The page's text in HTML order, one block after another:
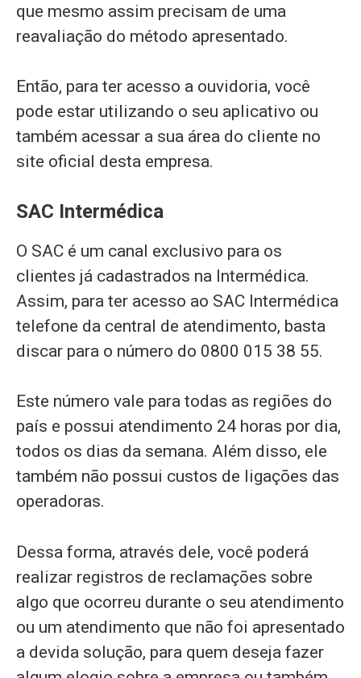
que mesmo assim precisam de uma
reavaliação do método apresentado.
Então, para ter acesso a ouvidoria, você
pode estar utilizando o seu aplicativo ou
também acessar a sua área do cliente no
site oficial desta empresa.
SAC Intermédica
O SAC é um canal exclusivo para os
clientes já cadastrados na Intermédica.
Assim, para ter acesso ao SAC Intermédica
telefone da central de atendimento, basta
discar para o número do 0800 015 38 55.
Este número vale para todas as regiões do
país e possui atendimento 24 horas por dia,
todos os dias da semana. Além disso, ele
também não possui custos de ligações das
operadoras.
Dessa forma, através dele, você poderá
realizar registros de reclamações sobre
algo que ocorreu durante o seu atendimento
ou um atendimento que não foi apresentado
a devida solução, para quem deseja fazer